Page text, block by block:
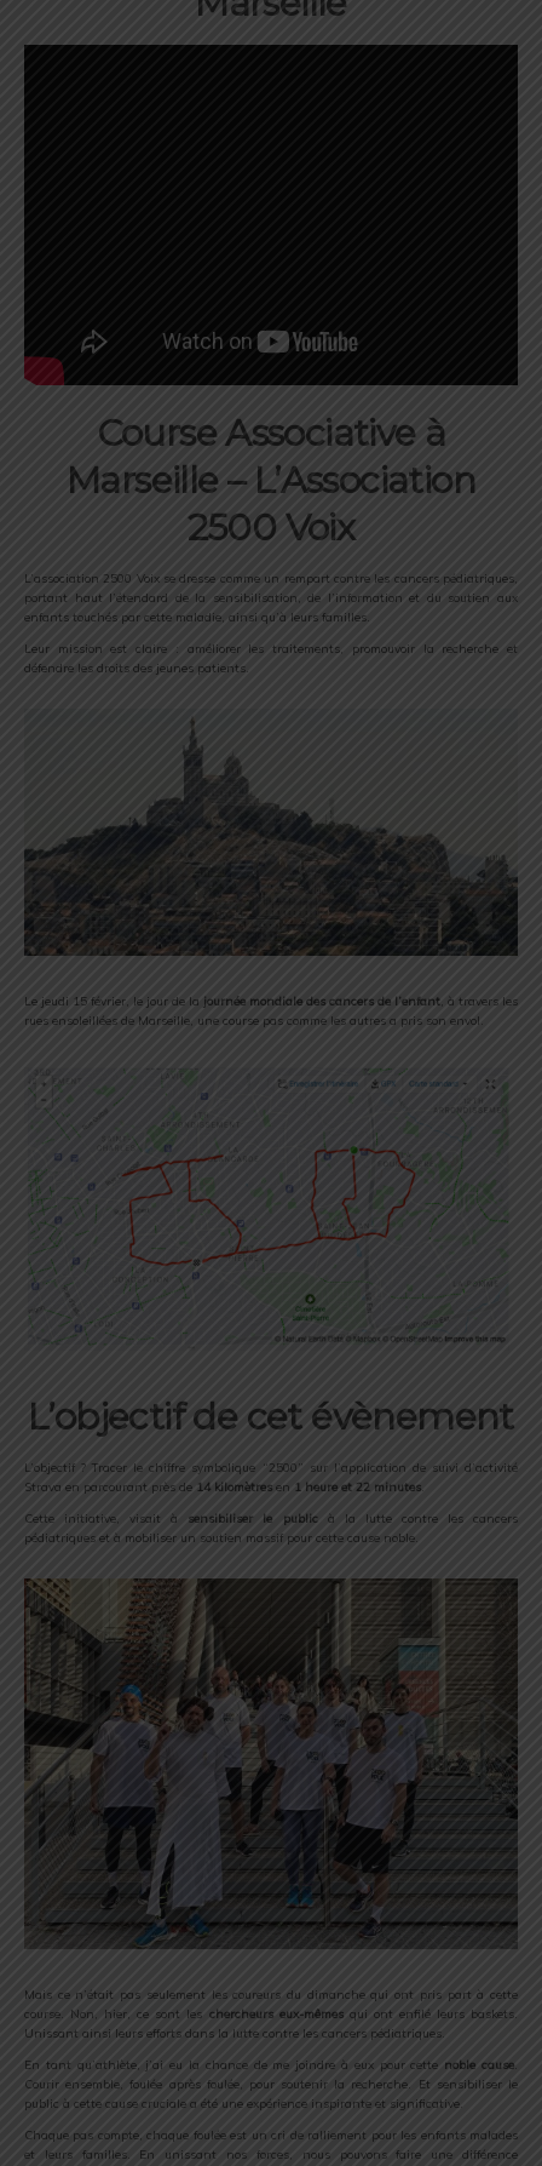
Course Associative à
Marseille – L’Association
2500 Voix
L’association 2500 Voix se dresse comme un rempart contre les cancers pédiatriques,
portant haut l’étendard de la sensibilisation, de l’information et du soutien aux
enfants touchés par cette maladie, ainsi qu’à leurs familles.
Leur mission est claire : améliorer les traitements, promouvoir la recherche et
défendre les droits des jeunes patients.
Le jeudi 15 février, le jour de la journée mondiale des cancers de l’enfant, à travers les
rues ensoleillées de Marseille, une course pas comme les autres a pris son envol.
L’objectif de cet évènement
L’objectif ? Tracer le chiffre symbolique “2500” sur l’application de suivi d’activité
Strava en parcourant près de 14 kilomètres en 1 heure et 22 minutes
Cette initiative, visait à sensibiliser le publicà la lutte contre les cancers
pédiatriques et à mobiliser un soutien massif pour cette cause noble.
Mais ce n’était pas seulement les coureurs du dimanche qui ont pris part à cette
course. Non, hier, ce sont les chercheurs eux-mêmesqui ont enfilé leurs baskets.
Unissant ainsi leurs efforts dans la lutte contre les cancers pédiatriques.
En tant qu’athlète, j’ai eu la chance de me joindre à eux pour cette noble cause.
Courir ensemble, foulée après foulée, pour soutenir la recherche. Et sensibiliser le
public à cette cause cruciale a été une expérience inspirante et significative.
Chaque pas compte, chaque foulée est un cri de ralliement pour les enfants malades
et leurs familles. En unissant nos forces, nous pouvons faire une différence